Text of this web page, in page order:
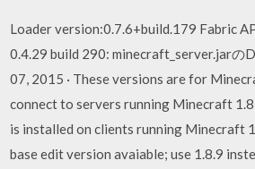
Loader version:0.7.6+build.179 Fabric
0.4.29 build 290: minecraft_server.jarの
07, 2015 · These versions are for
connect to servers running Minecraft
is installed on clients running Minecraft
base edit version avaiable; use 1.8.9